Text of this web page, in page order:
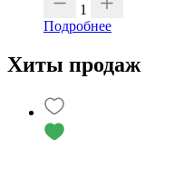
1
Подробнее
Хиты продаж